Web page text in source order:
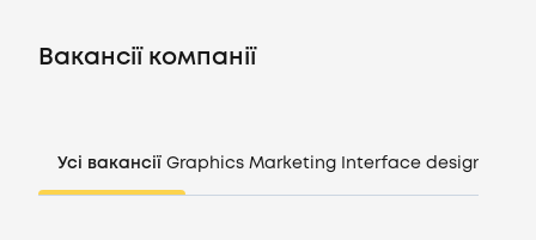
CV генератор
Вакансії компанії
Усі вакансії Graphics Marketing Interface design